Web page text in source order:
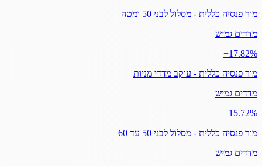
מור פנסיה כללית - מסלול לבני 50 ומטה
מדדים גמיש
‎+17.82%
מור פנסיה כללית - עוקב מדדי מניות
מדדים גמיש
‎+15.72%
מור פנסיה כללית - מסלול לבני 50 עד 60
מדדים גמיש